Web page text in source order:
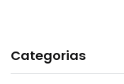
Categorias